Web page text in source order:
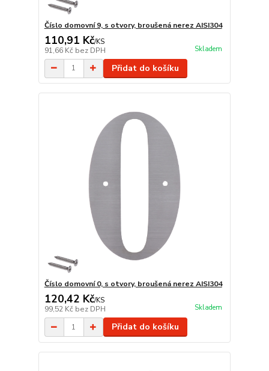
Číslo domovní 9, s otvory, broušená nerez AISI304
110,91 Kč/KS
91,66 Kč bez DPH Skladem
Přidat do košíku
Číslo domovní 0, s otvory, broušená nerez AISI304
120,42 Kč/KS
99,52 Kč bez DPH Skladem
Přidat do košíku